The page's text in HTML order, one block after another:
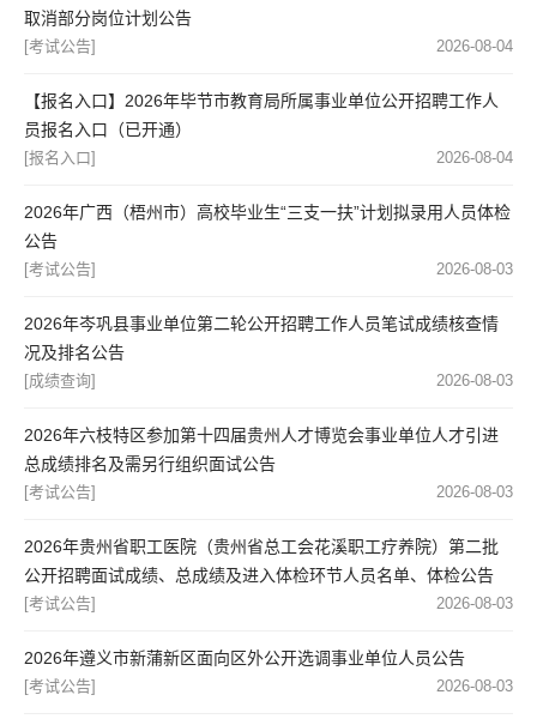
[考试公告]
取消部分岗位计划公告
2026-08-04
[报名入口]
【报名入口】2026年毕节市教育局所属事业单位公开招聘工作人
员报名入口（已开通）
2026-08-04
[考试公告]
2026年广西（梧州市）高校毕业生“三支一扶”计划拟录用人员体检
公告
2026-08-03
[成绩查询]
2026年岑巩县事业单位第二轮公开招聘工作人员笔试成绩核查情
况及排名公告
2026-08-03
[考试公告]
2026年六枝特区参加第十四届贵州人才博览会事业单位人才引进
总成绩排名及需另行组织面试公告
2026-08-03
[考试公告]
2026年贵州省职工医院（贵州省总工会花溪职工疗养院）第二批
公开招聘面试成绩、总成绩及进入体检环节人员名单、体检公告
2026-08-03
[考试公告]
2026年遵义市新蒲新区面向区外公开选调事业单位人员公告
2026-08-03